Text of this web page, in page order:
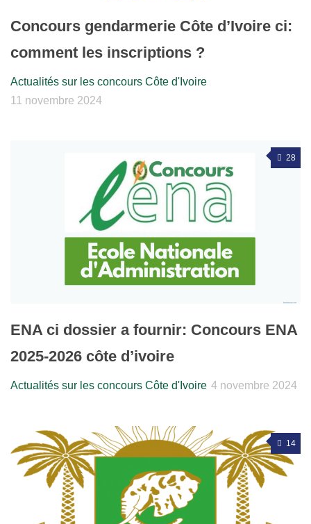
Concours gendarmerie Côte d’Ivoire ci:
comment les inscriptions ?
Actualités sur les concours Côte d'Ivoire
11 novembre 2024
28
ENA ci dossier a fournir: Concours ENA
2025-2026 côte d’ivoire
Actualités sur les concours Côte d'Ivoire 4 novembre 2024
14